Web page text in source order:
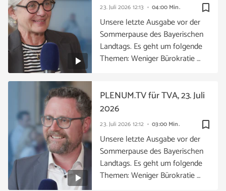
bookmark_border
23. Juli 2026 12:13 04:00 Min.
Unsere letzte Ausgabe vor der
Sommerpause des Bayerischen
Landtags. Es geht um folgende
Themen: Weniger Bürokratie …
bookmark_border
23. Juli 2026 12:12 03:00 Min.
PLENUM.TV für TVA, 23. Juli
2026
Unsere letzte Ausgabe vor der
Sommerpause des Bayerischen
Landtags. Es geht um folgende
Themen: Weniger Bürokratie …